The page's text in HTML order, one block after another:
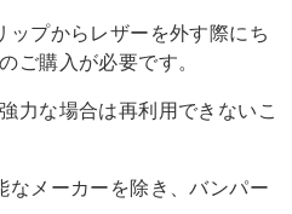
プからレザーを外す際にち
ご購入が必要です。
力な場合は再利用できないこ
メーカーを除き、バンパー